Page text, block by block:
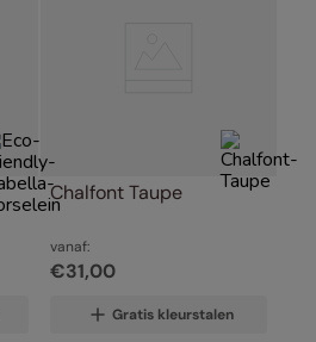
Chalfont Taupe
vanaf:
€31,00
Gratis kleurstalen